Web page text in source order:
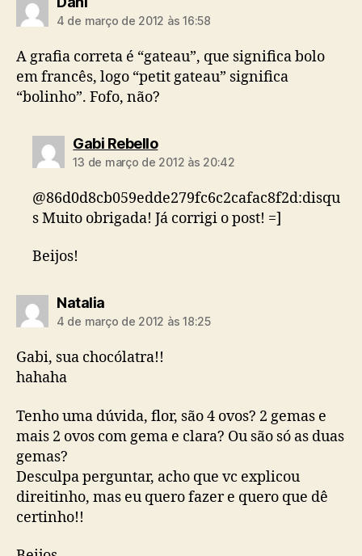
4 de março de 2012 às 16:58
A grafia correta é “gateau”, que significa bolo
em francês, logo “petit gateau” significa
“bolinho”. Fofo, não?
Gabi Rebellodiz:
13 de março de 2012 às 20:42
@86d0d8cb059edde279fc6c2cafac8f2d:disqu
s Muito obrigada! Já corrigi o post! =]
Beijos!
Nataliadiz:
4 de março de 2012 às 18:25
Gabi, sua chocólatra!!
hahaha
Tenho uma dúvida, flor, são 4 ovos? 2 gemas e
mais 2 ovos com gema e clara? Ou são só as duas
gemas?
Desculpa perguntar, acho que vc explicou
direitinho, mas eu quero fazer e quero que dê
certinho!!